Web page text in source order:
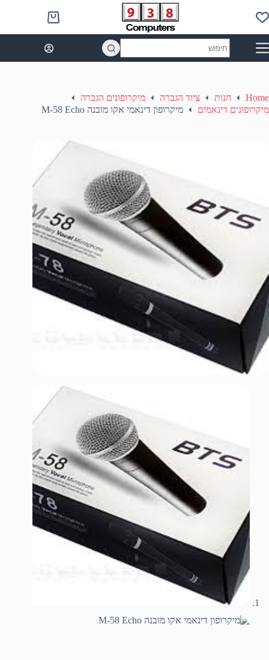
to
content
Shopping
cart
results
Home חנות ציוד הגברה
מיקרופונים הגברה
מיקרופונים דינאמים
מיקרופון דינאמי אקו מובנה M-58 Echo